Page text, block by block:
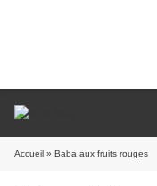
Accueil » Baba aux fruits rouges